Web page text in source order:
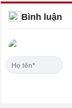
Bình luận